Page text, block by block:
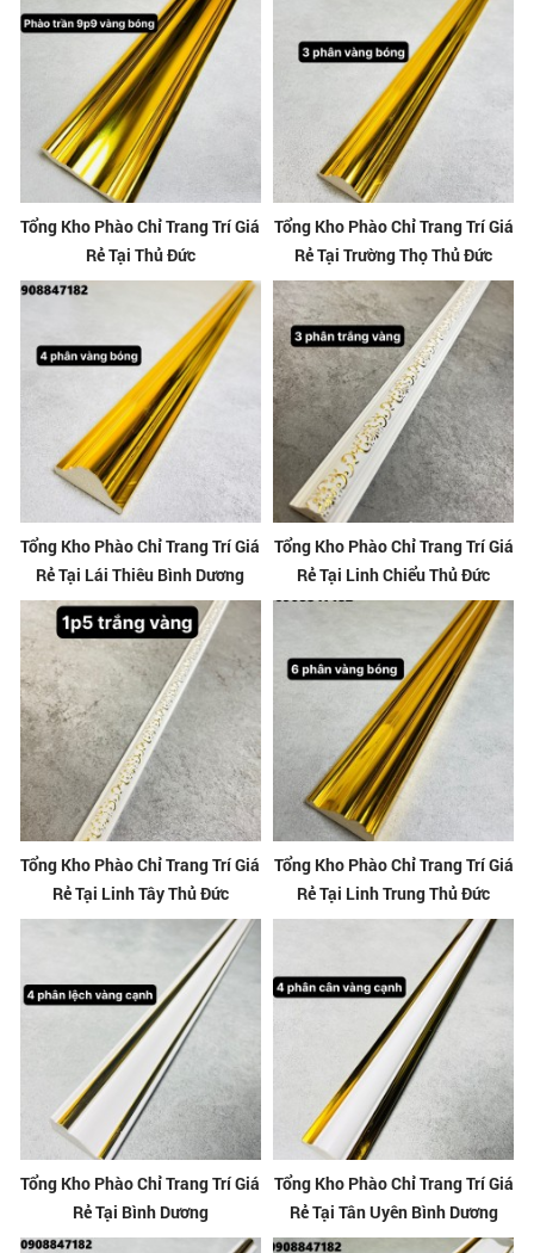
Tổng Kho Phào Chỉ Trang Trí Giá
Rẻ Tại Thủ Đức
Tổng Kho Phào Chỉ Trang Trí Giá
Rẻ Tại Trường Thọ Thủ Đức
Tổng Kho Phào Chỉ Trang Trí Giá
Rẻ Tại Lái Thiêu Bình Dương
Tổng Kho Phào Chỉ Trang Trí Giá
Rẻ Tại Linh Chiểu Thủ Đức
Tổng Kho Phào Chỉ Trang Trí Giá
Rẻ Tại Linh Tây Thủ Đức
Tổng Kho Phào Chỉ Trang Trí Giá
Rẻ Tại Linh Trung Thủ Đức
Tổng Kho Phào Chỉ Trang Trí Giá
Rẻ Tại Bình Dương
Tổng Kho Phào Chỉ Trang Trí Giá
Rẻ Tại Tân Uyên Bình Dương